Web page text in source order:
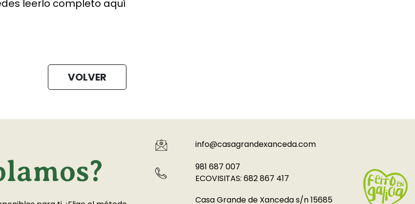
leerlo completo aquí
VOLVER
info@casagrandexanceda.com
981 687 007
ECOVISITAS: 682 867 417
Casa Grande de Xanceda s/n 15685